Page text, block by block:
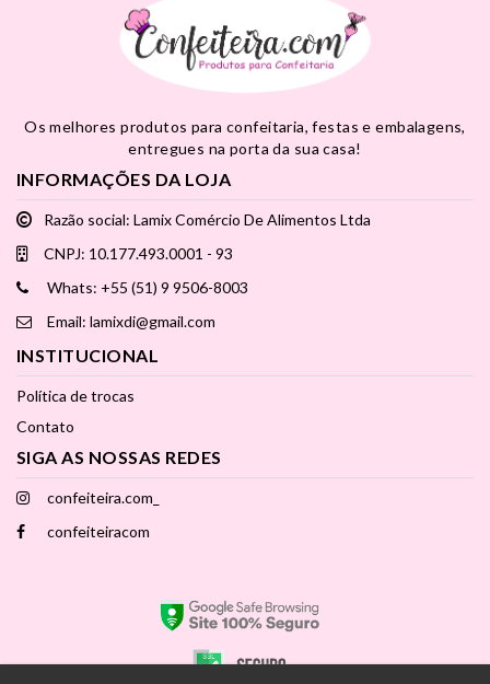
Os melhores produtos para confeitaria, festas e embalagens,
entregues na porta da sua casa!
INFORMAÇÕES DA LOJA
Razão social: Lamix Comércio De Alimentos Ltda
CNPJ: 10.177.493.0001 - 93
Whats: +55 (51) 9 9506-8003
Email: lamixdi@gmail.com
INSTITUCIONAL
Política de trocas
Contato
SIGA AS NOSSAS REDES
confeiteira.com_
confeiteiracom